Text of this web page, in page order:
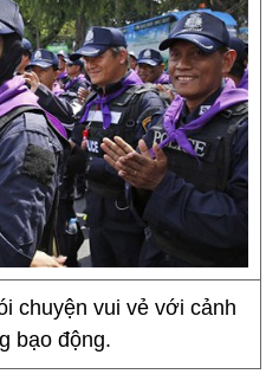
chuyện vui vẻ với cảnh
bạo động.